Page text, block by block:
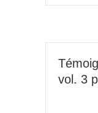
vol. 3